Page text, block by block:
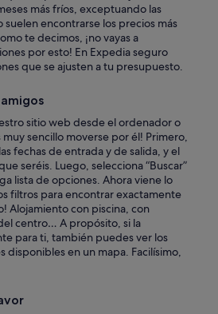
más fríos, exceptuando las
suelen encontrarse los precios más
te decimos, ¡no vayas a
por esto! En Expedia seguro
que se ajusten a tu presupuesto.
sitio web desde el ordenador o
sencillo moverse por él! Primero,
fechas de entrada y de salida, y el
seréis. Luego, selecciona “Buscar”
lista de opciones. Ahora viene lo
filtros para encontrar exactamente
Alojamiento con piscina, con
centro… A propósito, si la
para ti, también puedes ver los
disponibles en un mapa. Facilísimo,